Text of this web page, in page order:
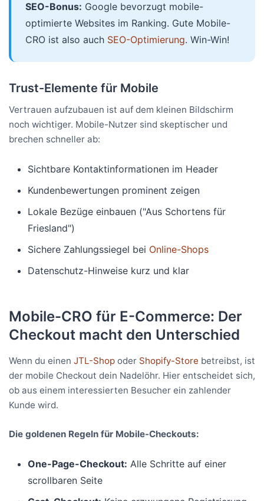
SEO-Bonus: Google bevorzugt mobile-
optimierte Websites im Ranking. Gute Mobile-
CRO ist also auch SEO-Optimierung. Win-Win!
Trust-Elemente für Mobile
Vertrauen aufzubauen ist auf dem kleinen Bildschirm
noch wichtiger. Mobile-Nutzer sind skeptischer und
brechen schneller ab:
Sichtbare Kontaktinformationen im Header
Kundenbewertungen prominent zeigen
Lokale Bezüge einbauen ("Aus Schortens für
Friesland")
Sichere Zahlungssiegel bei Online-Shops
Datenschutz-Hinweise kurz und klar
Mobile-CRO für E-Commerce: Der
Checkout macht den Unterschied
Wenn du einen JTL-Shop oder Shopify-Store betreibst, ist
der mobile Checkout dein Nadelöhr. Hier entscheidet sich,
ob aus einem interessierten Besucher ein zahlender
Kunde wird.
Die goldenen Regeln für Mobile-Checkouts:
One-Page-Checkout: Alle Schritte auf einer
scrollbaren Seite